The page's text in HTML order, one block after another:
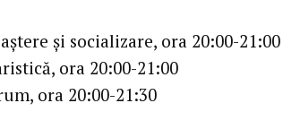
și socializare, ora 20:00-21:00
ora 20:00-21:00
ora 20:00-21:30